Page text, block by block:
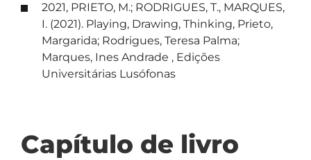
2021, PRIETO, M.; RODRIGUES, T., MARQUES,
I. (2021). Playing, Drawing, Thinking, Prieto,
Margarida; Rodrigues, Teresa Palma;
Marques, Ines Andrade , Edições
Universitárias Lusófonas
Capítulo de livro